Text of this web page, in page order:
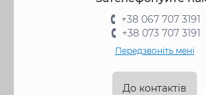
+38 067 707 3191
+38 073 707 3191
Передзвоніть мені
До контактів